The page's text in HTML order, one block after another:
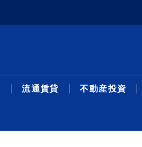
流通賃貸 不動産投資